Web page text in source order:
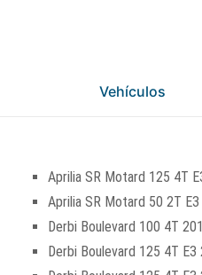
Vehículos
Aprilia SR Motard 125 4T
Aprilia SR Motard 50 2T
Derbi Boulevard 100 4T
Derbi Boulevard 125 4T E3